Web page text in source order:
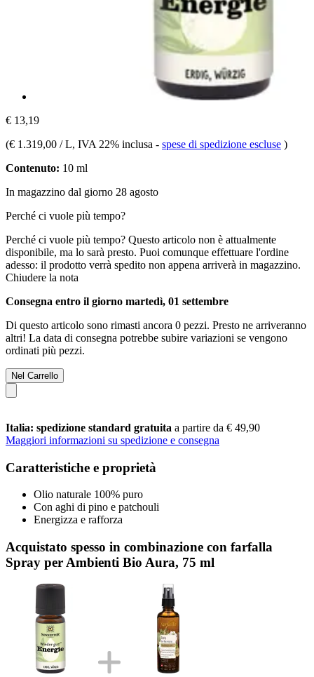
€ 13,19
(€ 1.319,00 / L, IVA 22% inclusa - spese di spedizione escluse )
Contenuto: 10 ml
In magazzino dal giorno 28 agosto
Perché ci vuole più tempo?
Perché ci vuole più tempo? Questo articolo non è attualmente
disponibile, ma lo sarà presto. Puoi comunque effettuare l'ordine
adesso: il prodotto verrà spedito non appena arriverà in magazzino.
Chiudere la nota
Consegna entro il giorno martedì, 01 settembre
Di questo articolo sono rimasti ancora 0 pezzi. Presto ne arriveranno
altri! La data di consegna potrebbe subire variazioni se vengono
ordinati più pezzi.
Nel Carrello
Italia: spedizione standard gratuita a partire da € 49,90
Maggiori informazioni su spedizione e consegna
Caratteristiche e proprietà
Olio naturale 100% puro
Con aghi di pino e patchouli
Energizza e rafforza
Acquistato spesso in combinazione con farfalla
Spray per Ambienti Bio Aura, 75 ml